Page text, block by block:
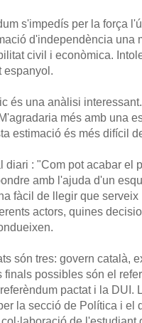
s'impedís per la força
d'independència una
civil i econòmica.
espanyol.
és una anàlisi
més amb una
estimació és més difícil
diari : "Com pot acabar el
amb l'ajuda d'un
fàcil de llegir que
actors, quines
són tres: govern català,
finals possibles són el
pactat i la DUI.
la secció de Política i el